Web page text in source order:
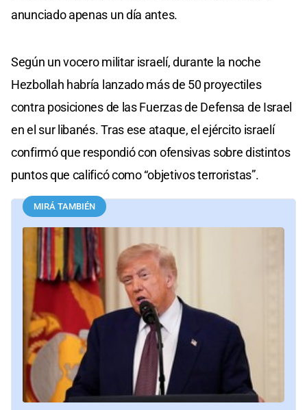
anunciado apenas un día antes.
Según un vocero militar israelí, durante la noche
Hezbollah habría lanzado más de 50 proyectiles
contra posiciones de las Fuerzas de Defensa de Israel
en el sur libanés. Tras ese ataque, el ejército israelí
confirmó que respondió con ofensivas sobre distintos
puntos que calificó como “objetivos terroristas”.
MIRÁ TAMBIÉN